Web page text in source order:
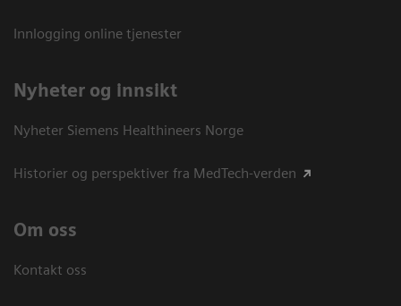
Innlogging online tjenester
Nyheter og innsikt
Nyheter Siemens Healthineers Norge
Historier og perspektiver fra MedTech-verden
Om oss
Kontakt oss